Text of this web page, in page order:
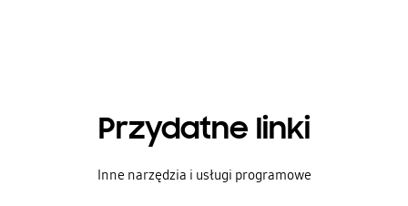
Przydatne linki
Inne narzędzia i usługi programowe